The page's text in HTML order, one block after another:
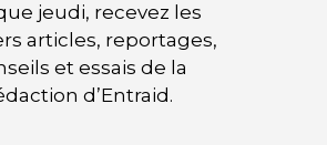
jeudi, recevez les
articles, reportages,
et essais de la
d’Entraid.